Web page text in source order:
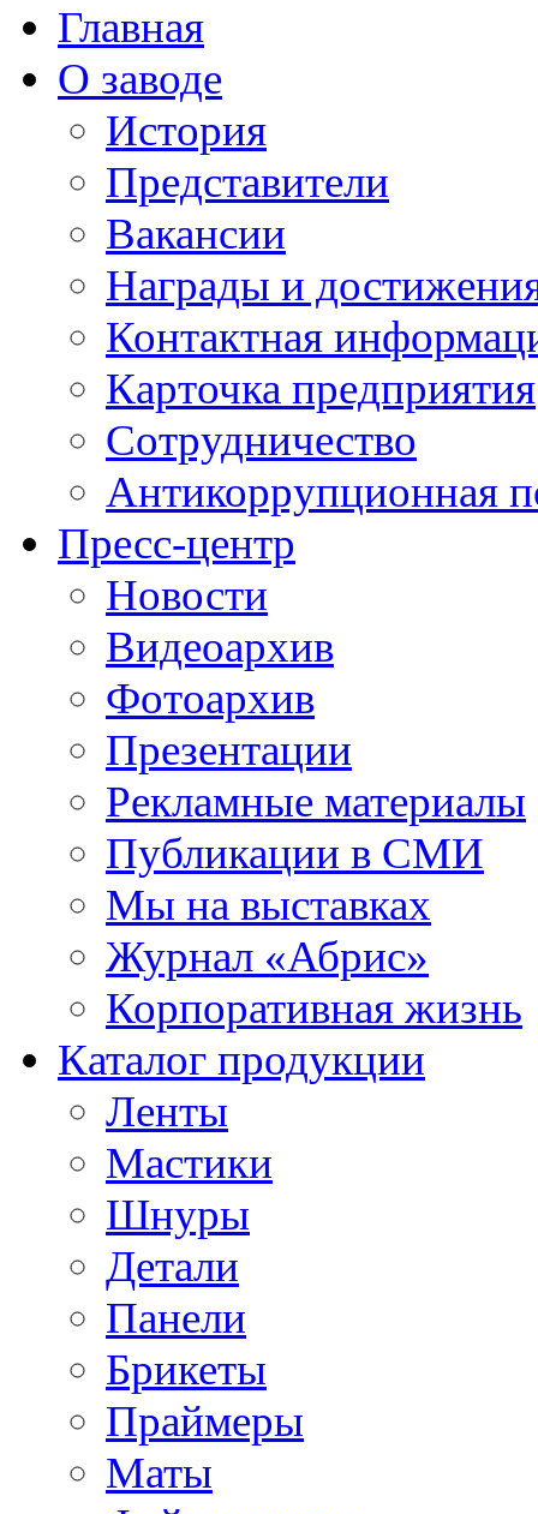
Главная
О заводе
История
Представители
Вакансии
Награды и
Контактная
Карточка предприятия
Сотрудничество
Антикоррупционная
Пресс-центр
Новости
Видеоархив
Фотоархив
Презентации
Рекламные материалы
Публикации в СМИ
Мы на выставках
Журнал «Абрис»
Корпоративная жизнь
Каталог продукции
Ленты
Мастики
Шнуры
Детали
Панели
Брикеты
Праймеры
Маты